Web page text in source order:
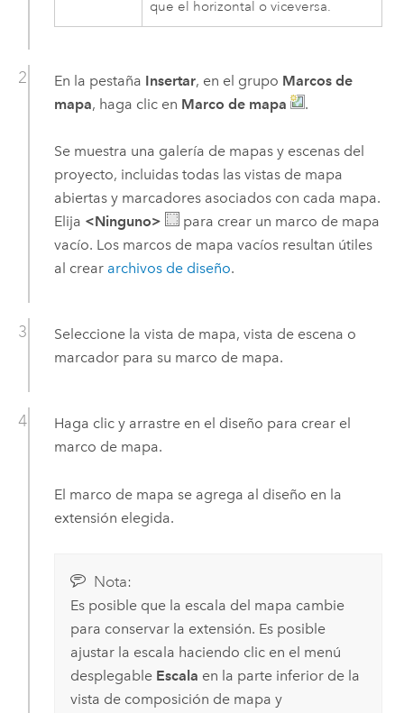
que el horizontal o viceversa.
En la pestaña Insertar, en el grupo Marcos de
mapa, haga clic en Marco de mapa .
Se muestra una galería de mapas y escenas del
proyecto, incluidas todas las vistas de mapa
abiertas y marcadores asociados con cada mapa.
Elija <Ninguno>
para crear un marco de mapa
vacío. Los marcos de mapa vacíos resultan útiles
al crear archivos de diseño.
Seleccione la vista de mapa, vista de escena o
marcador para su marco de mapa.
Haga clic y arrastre en el diseño para crear el
marco de mapa.
El marco de mapa se agrega al diseño en la
extensión elegida.
Nota:
Es posible que la escala del mapa cambie
para conservar la extensión. Es posible
ajustar la escala haciendo clic en el menú
desplegable Escala en la parte inferior de la
vista de composición de mapa y